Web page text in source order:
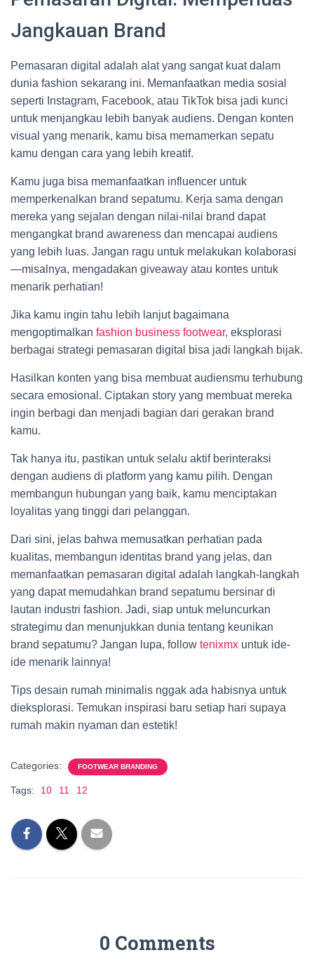
Jangkauan Brand
Pemasaran digital adalah alat yang sangat kuat dalam
dunia fashion sekarang ini. Memanfaatkan media sosial
seperti Instagram, Facebook, atau TikTok bisa jadi kunci
untuk menjangkau lebih banyak audiens. Dengan konten
visual yang menarik, kamu bisa memamerkan sepatu
kamu dengan cara yang lebih kreatif.
Kamu juga bisa memanfaatkan influencer untuk
memperkenalkan brand sepatumu. Kerja sama dengan
mereka yang sejalan dengan nilai-nilai brand dapat
mengangkat brand awareness dan mencapai audiens
yang lebih luas. Jangan ragu untuk melakukan kolaborasi
—misalnya, mengadakan giveaway atau kontes untuk
menarik perhatian!
Jika kamu ingin tahu lebih lanjut bagaimana
mengoptimalkan fashion business footwear, eksplorasi
berbagai strategi pemasaran digital bisa jadi langkah bijak.
Hasilkan konten yang bisa membuat audiensmu terhubung
secara emosional. Ciptakan story yang membuat mereka
ingin berbagi dan menjadi bagian dari gerakan brand
kamu.
Tak hanya itu, pastikan untuk selalu aktif berinteraksi
dengan audiens di platform yang kamu pilih. Dengan
membangun hubungan yang baik, kamu menciptakan
loyalitas yang tinggi dari pelanggan.
Dari sini, jelas bahwa memusatkan perhatian pada
kualitas, membangun identitas brand yang jelas, dan
memanfaatkan pemasaran digital adalah langkah-langkah
yang dapat memudahkan brand sepatumu bersinar di
lautan industri fashion. Jadi, siap untuk meluncurkan
strategimu dan menunjukkan dunia tentang keunikan
brand sepatumu? Jangan lupa, follow tenixmx untuk ide-
ide menarik lainnya!
Tips desain rumah minimalis nggak ada habisnya untuk
dieksplorasi. Temukan inspirasi baru setiap hari supaya
rumah makin nyaman dan estetik!
Categories: FOOTWEAR BRANDING
Tags: 10 11 12
0 Comments